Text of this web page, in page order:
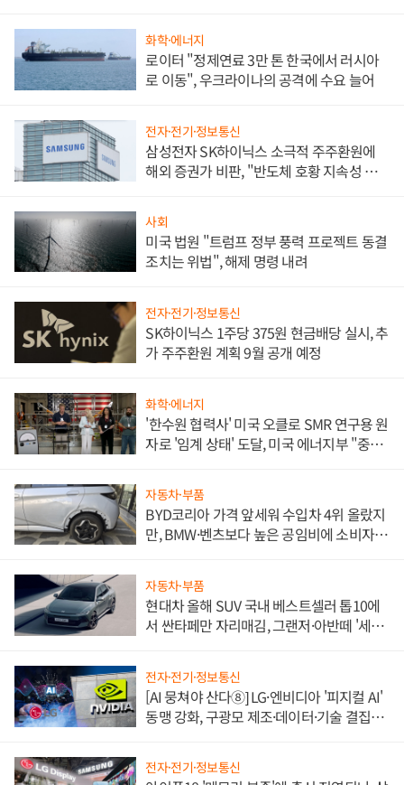
화학·에너지
로이터 "정제연료 3만 톤 한국에서 러시아
로 이동", 우크라이나의 공격에 수요 늘어
전자·전기·정보통신
삼성전자 SK하이닉스 소극적 주주환원에
해외 증권가 비판, "반도체 호황 지속성 의
사회
미국 법원 "트럼프 정부 풍력 프로젝트 동결
조치는 위법", 해제 명령 내려
전자·전기·정보통신
SK하이닉스 1주당 375원 현금배당 실시, 추
가 주주환원 계획 9월 공개 예정
화학·에너지
'한수원 협력사' 미국 오클로 SMR 연구용 원
자로 '임계 상태' 도달, 미국 에너지부 "중요
자동차·부품
BYD코리아 가격 앞세워 수입차 4위 올랐지
만, BMW·벤츠보다 높은 공임비에 소비자
자동차·부품
현대차 올해 SUV 국내 베스트셀러 톱10에
서 싼타페만 자리매김, 그랜저·아반떼 '세단
전자·전기·정보통신
[AI 뭉쳐야 산다⑧] LG·엔비디아 '피지컬 AI'
동맹 강화, 구광모 제조·데이터·기술 결집
전자·전기·정보통신